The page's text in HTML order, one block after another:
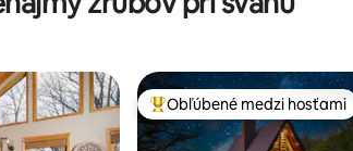
Najobľúbenejšie medzi
Obľúbené medzi hosťami